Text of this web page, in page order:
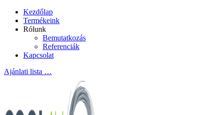
Kezdőlap
Termékeink
Rólunk
Bemutatkozás
Referenciák
Kapcsolat
Ajánlati lista …